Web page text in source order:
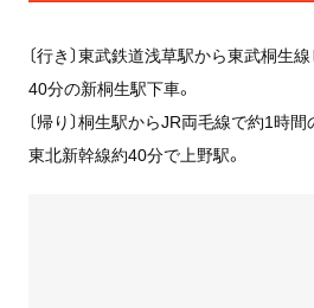
〔行き〕東武鉄道浅草駅から東武桐生
40分の新桐生駅下車。
〔帰り〕桐生駅からJR両毛線で約1時
東北新幹線約40分で上野駅。